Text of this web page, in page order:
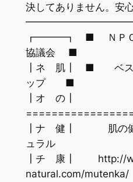
決してありません。安
┏━━━┓ ■ ＮＰＯ法
協議会 ■
┃ネ 肌┃ ■ ベスト
ップ ■
┃オ の┃
┃ナ 健┃ 肌の健康
ュラル
┃チ 康┃ http://
natural.com/mutenka/